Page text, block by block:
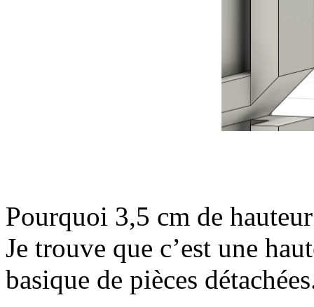
Pourquoi 3,5 cm de
Je trouve que c’est une
basique de pièces